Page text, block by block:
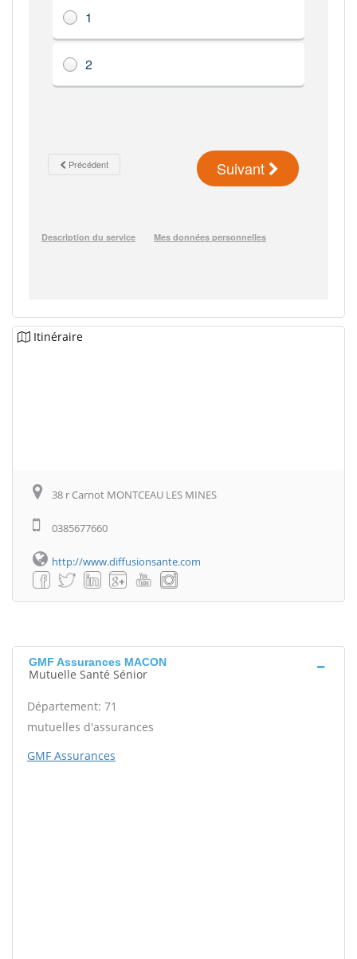
Itinéraire
38 r Carnot MONTCEAU LES MINES
0385677660
http://www.diffusionsante.com
GMF Assurances MACON
Mutuelle Santé Sénior
Département: 71
mutuelles d'assurances
GMF Assurances